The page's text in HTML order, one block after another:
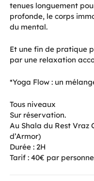
tenues longuement
profonde, le corps
du mental.
Et une fin de pratique
par une relaxation
*Yoga Flow : un
Tous niveaux
Sur réservation.
Au Shala du Rest Vraz
d’Armor)
Durée : 2H
Tarif : 40€ par personne